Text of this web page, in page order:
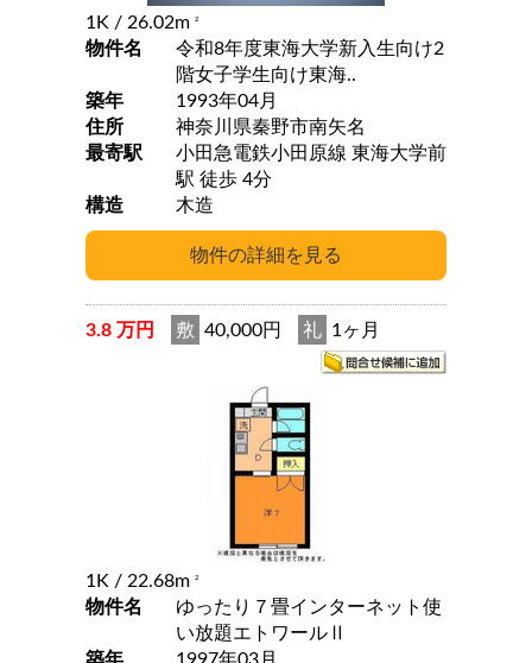
1K / 26.02m 2
物件名
令和8年度東海大学新入生向け2
階女子学生向け東海..
築年
1993年04月
住所
神奈川県秦野市南矢名
最寄駅
小田急電鉄小田原線 東海大学前
駅 徒歩 4分
構造
木造
3.8 万円 敷 40,000円 礼 1ヶ月
1K / 22.68m 2
物件名
ゆったり７畳インターネット使
い放題エトワールⅡ